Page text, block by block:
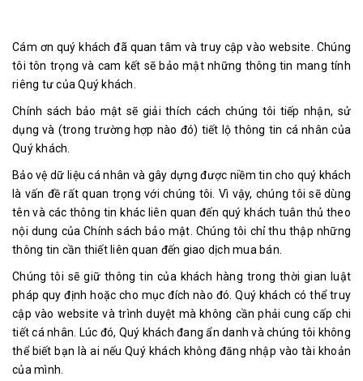
Cám ơn quý khách đã quan tâm và truy cập vào website. Chúng
tôi tôn trọng và cam kết sẽ bảo mật những thông tin mang tính
riêng tư của Quý khách.
Chính sách bảo mật sẽ giải thích cách chúng tôi tiếp nhận, sử
dụng và (trong trường hợp nào đó) tiết lộ thông tin cá nhân của
Quý khách.
Bảo vệ dữ liệu cá nhân và gây dựng được niềm tin cho quý khách
là vấn đề rất quan trọng với chúng tôi. Vì vậy, chúng tôi sẽ dùng
tên và các thông tin khác liên quan đến quý khách tuân thủ theo
nội dung của Chính sách bảo mật. Chúng tôi chỉ thu thập những
thông tin cần thiết liên quan đến giao dịch mua bán.
Chúng tôi sẽ giữ thông tin của khách hàng trong thời gian luật
pháp quy định hoặc cho mục đích nào đó. Quý khách có thể truy
cập vào website và trình duyệt mà không cần phải cung cấp chi
tiết cá nhân. Lúc đó, Quý khách đang ẩn danh và chúng tôi không
thể biết bạn là ai nếu Quý khách không đăng nhập vào tài khoản
của mình.